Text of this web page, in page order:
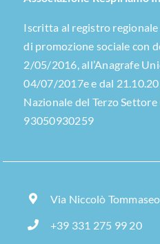
Iscritta al registro
di promozione sociale con
2/05/2016, all’Anagrafe
04/07/2017e e dal
Nazionale del Terzo Settore
93050930259
Via Niccolò
+39 331 275 99 20